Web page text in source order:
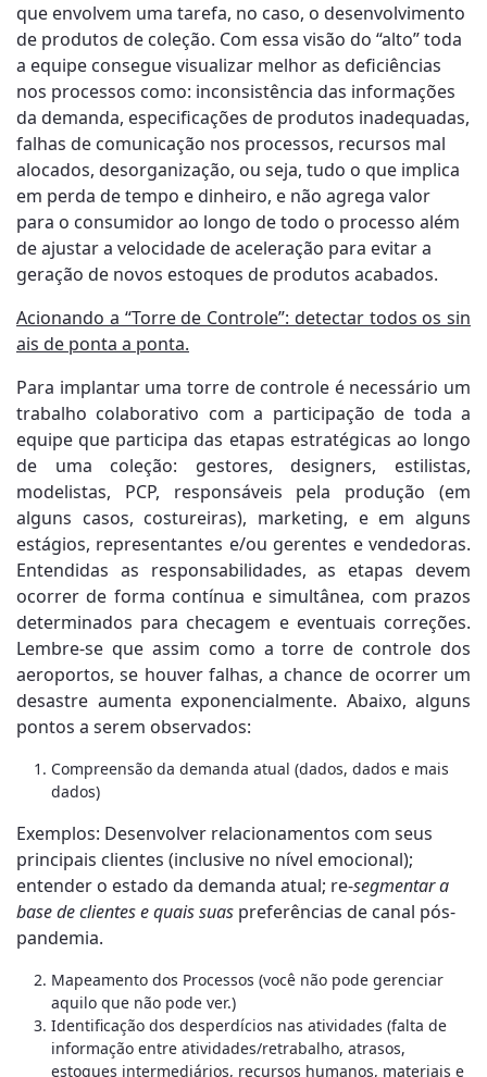
que envolvem uma tarefa, no caso, o desenvolvimento
de produtos de coleção. Com essa visão do “alto” toda
a equipe consegue visualizar melhor as deficiências
nos processos como: inconsistência das informações
da demanda, especificações de produtos inadequadas,
falhas de comunicação nos processos, recursos mal
alocados, desorganização, ou seja, tudo o que implica
em perda de tempo e dinheiro, e não agrega valor
para o consumidor ao longo de todo o processo além
de ajustar a velocidade de aceleração para evitar a
geração de novos estoques de produtos acabados.
Acionando a “Torre de Controle”: detectar todos os sin
ais de ponta a ponta.
Para implantar uma torre de controle é necessário um
trabalho colaborativo com a participação de toda a
equipe que participa das etapas estratégicas ao longo
de uma coleção: gestores, designers, estilistas,
modelistas, PCP, responsáveis pela produção (em
alguns casos, costureiras), marketing, e em alguns
estágios, representantes e/ou gerentes e vendedoras.
Entendidas as responsabilidades, as etapas devem
ocorrer de forma contínua e simultânea, com prazos
determinados para checagem e eventuais correções.
Lembre-se que assim como a torre de controle dos
aeroportos, se houver falhas, a chance de ocorrer um
desastre aumenta exponencialmente. Abaixo, alguns
pontos a serem observados:
Compreensão da demanda atual (dados, dados e mais
dados)
Exemplos: Desenvolver relacionamentos com seus
principais clientes (inclusive no nível emocional);
entender o estado da demanda atual; re-segmentar a
base de clientes e quais suas preferências de canal pós-
pandemia.
Mapeamento dos Processos (você não pode gerenciar
aquilo que não pode ver.)
Identificação dos desperdícios nas atividades (falta de
informação entre atividades/retrabalho, atrasos,
estoques intermediários, recursos humanos, materiais e